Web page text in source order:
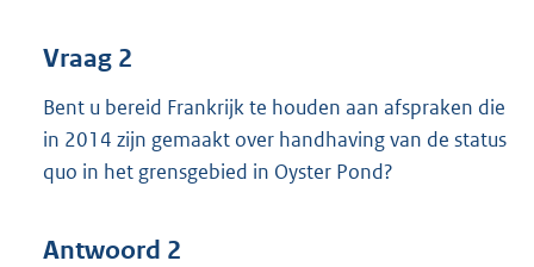
Vraag 2
Bent u bereid Frankrijk te houden aan afspraken die
in 2014 zijn gemaakt over handhaving van de status
quo in het grensgebied in Oyster Pond?
Antwoord 2